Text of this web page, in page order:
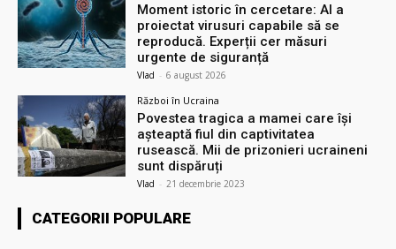
Moment istoric în cercetare: AI a
proiectat virusuri capabile să se
reproducă. Experții cer măsuri
urgente de siguranță
Vlad - 6 august 2026
Război în Ucraina
Povestea tragica a mamei care își
așteaptă fiul din captivitatea
rusească. Mii de prizonieri ucraineni
sunt dispăruți
Vlad - 21 decembrie 2023
CATEGORII POPULARE